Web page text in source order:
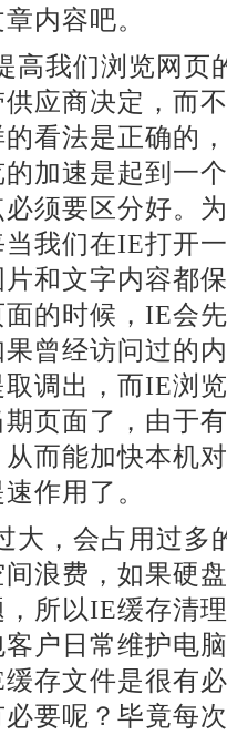
内容吧。
我们浏览网页
应商决定，而
看法是正确的
加速是起到一
须要区分好。
我们在IE打开
和文字内容都
的时候，IE会
曾经访问过的
调出，而IE浏
页面了，由于
而能加快本机
作用了。
，会占用过多
浪费，如果硬
所以IE缓存清
户日常维护电
存文件是很有
要呢？毕竟每